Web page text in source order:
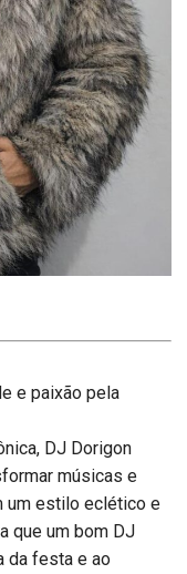
e paixão pela
DJ Dorigon
músicas e
um estilo eclético e
que um bom DJ
da festa e ao